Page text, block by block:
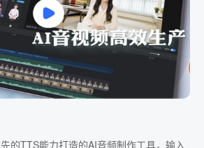
的TTS能力打造的AI音频制作工具，输入